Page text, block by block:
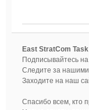
East StratCom
Подписывайтесь на
Следите за нашими
Заходите на наш
Спасибо всем, кто